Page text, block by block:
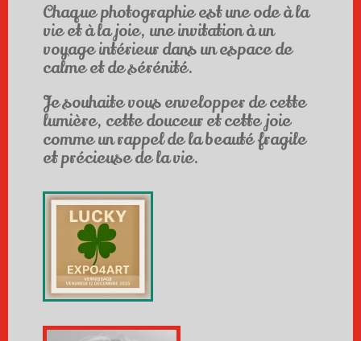
Chaque photographie est une ode à la
vie et à la joie, une invitation à un
voyage intérieur dans un espace de
calme et de sérénité.
Je souhaite vous envelopper de cette
lumière, cette douceur et cette joie
comme un rappel de la beauté fragile
et précieuse de la vie.